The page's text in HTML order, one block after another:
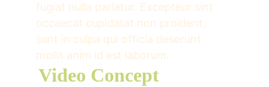
fugiat nulla pariatur. Excepteur sint
occaecat cupidatat non proident,
sunt in culpa qui officia deserunt
mollit anim id est laborum.
Video Concept